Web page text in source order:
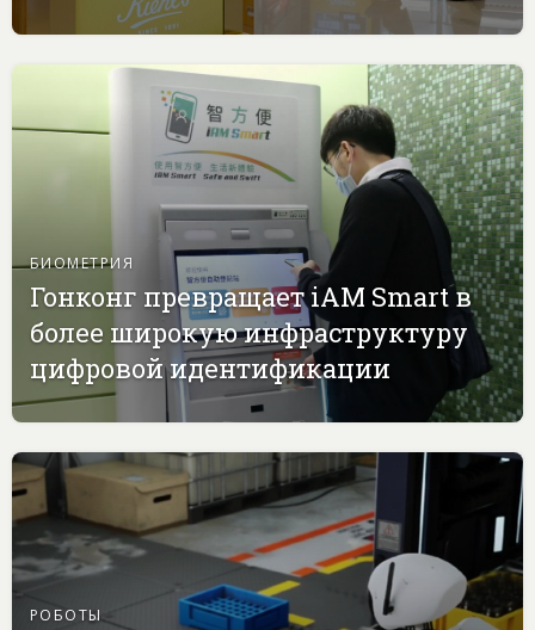
БИОМЕТРИЯ
Гонконг превращает iAM Smart в
более широкую инфраструктуру
цифровой идентификации
РОБОТЫ